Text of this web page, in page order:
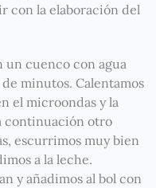
con la elaboración del
un cuenco con agua
minutos. Calentamos
el microondas y la
continuación otro
escurrimos muy bien
a la leche.
y añadimos al bol con